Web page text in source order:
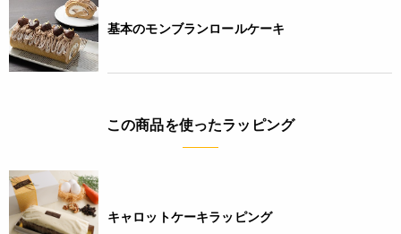
基本のモンブランロールケーキ
この商品を使ったラッピング
キャロットケーキラッピング